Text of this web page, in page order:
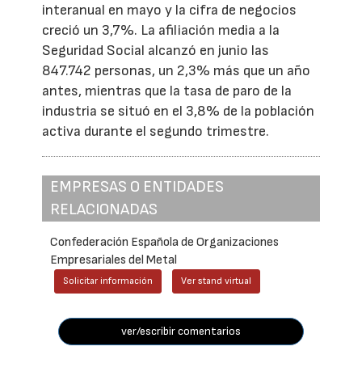
interanual en mayo y la cifra de negocios
creció un 3,7%. La afiliación media a la
Seguridad Social alcanzó en junio las
847.742 personas, un 2,3% más que un año
antes, mientras que la tasa de paro de la
industria se situó en el 3,8% de la población
activa durante el segundo trimestre.
EMPRESAS O ENTIDADES
RELACIONADAS
Confederación Española de Organizaciones
Empresariales del Metal
Solicitar información Ver stand virtual
ver/escribir comentarios